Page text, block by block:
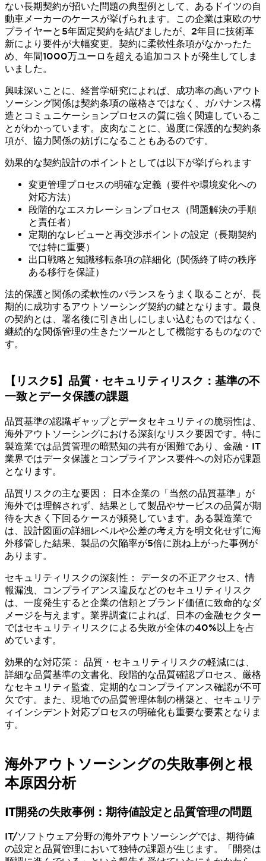
ない長期契約が招いた問題の典型例として、あるドイツの自
動車メーカーのケースが挙げられます。この企業は東欧のサ
プライヤーと5年固定契約を結びましたが、2年目に技術革
新により要件が大幅変更。契約に柔軟性条項がなかったた
め、年間1000万ユーロを超える追加コストが発生してしま
いました。
興味深いことに、経営学研究によれば、成功率の高いアウト
ソーシング関係は契約条項の厳格さではなく、ガバナンス構
造とコミュニケーションプロセスの質に強く関連しているこ
とがわかっています。皮肉なことに、過度に保護的な契約条
項が、協力関係の妨げになることもあるのです。
効果的な契約設計のポイントとしては以下が挙げられます
変更管理プロセスの明確な定義（要件や環境変化への
対応方法）
段階的なエスカレーションプロセス（問題解決の手順
と責任者）
定期的なレビューと再交渉ポイントの設定（長期契約
では特に重要）
出口戦略と知識移転条項の詳細化（関係終了時の秩序
ある移行を保証）
法的保護と関係の柔軟性のバランスをうまく取ることが、長
期的に成功するアウトソーシング契約の鍵となります。最良
の契約とは、署名後に引き出しにしまい込むものではなく、
継続的な関係管理の生きたツールとして機能するものなので
す。
【リスク5】品質・セキュリティリスク：基準の不
一致とデータ保護の課題
品質基準の認識ギャップとデータセキュリティの脆弱性は、
海外アウトソーシングにおける深刻なリスク要因です。特に
製造業では品質管理の暗黙知の共有が困難であり、金融・IT
業界ではデータ保護とコンプライアンス要件への対応が課題
となります。
品質リスクの主な要因： 日本企業の「当然の品質基準」が
海外では理解されず、結果として製品やサービスの品質が期
待を大きく下回るケースが頻発しています。ある製造業で
は、設計図面の詳細レベルや公差の考え方を明文化せずに海
外移管した結果、製品の欠陥率が5倍に跳ね上がった事例が
あります。
セキュリティリスクの深刻性： データの不正アクセス、情
報漏洩、コンプライアンス違反などのセキュリティリスク
は、一度発生すると企業の信頼とブランド価値に致命的なダ
メージを与えます。業界調査によれば、日本の金融セクター
ではセキュリティリスクによる失敗が全体の40%以上を占
めています。
効果的な対応策： 品質・セキュリティリスクの軽減には、
詳細な品質基準の文書化、段階的な品質確認プロセス、厳格
なセキュリティ監査、定期的なコンプライアンス確認が不可
欠です。また、現地での品質管理体制の構築と、セキュリテ
ィインシデント対応プロセスの明確化も重要な要素となりま
す。
海外アウトソーシングの失敗事例と根
本原因分析
IT開発の失敗事例：期待値設定と品質管理の問題
IT/ソフトウェア分野の海外アウトソーシングでは、期待値
の設定と品質管理において独特の課題が生じます。「開発は